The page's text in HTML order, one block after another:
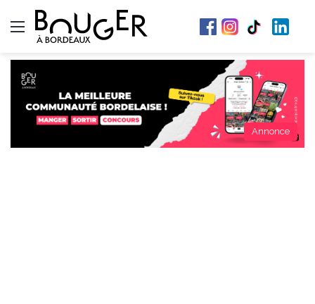
Menu
Annonce